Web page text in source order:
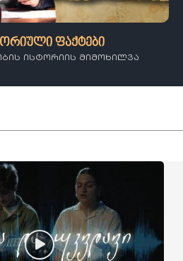
ფაქტები
ისტორიის მიმოხილვა